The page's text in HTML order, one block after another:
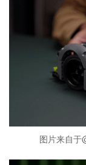
图片来自于